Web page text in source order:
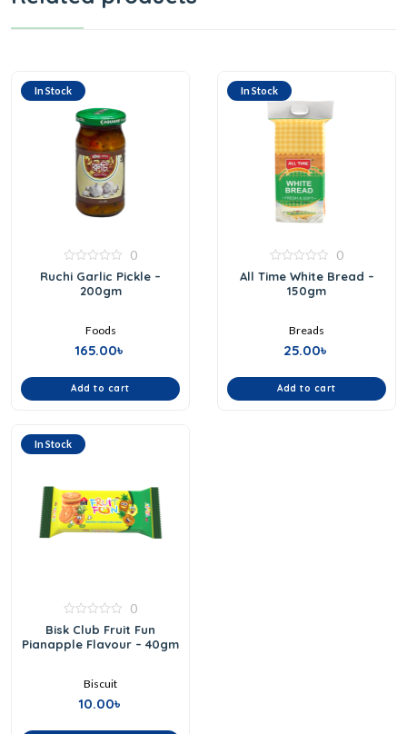
In Stock
0
out
0
Ruchi Garlic Pickle –
200gm
Foods
165.00৳
Add to cart
In Stock
out
0
All Time White Bread –
150gm
Breads
25.00৳
Add to cart
In Stock
0
out
of
0
Bisk Club Fruit Fun
Pianapple Flavour – 40gm
Biscuit
10.00৳